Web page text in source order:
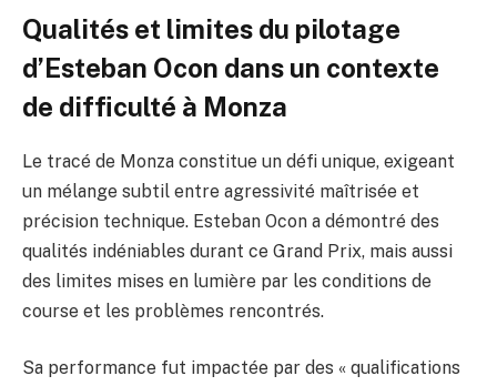
Qualités et limites du pilotage
d’Esteban Ocon dans un contexte
de difficulté à Monza
Le tracé de Monza constitue un défi unique, exigeant
un mélange subtil entre agressivité maîtrisée et
précision technique. Esteban Ocon a démontré des
qualités indéniables durant ce Grand Prix, mais aussi
des limites mises en lumière par les conditions de
course et les problèmes rencontrés.
Sa performance fut impactée par des « qualifications